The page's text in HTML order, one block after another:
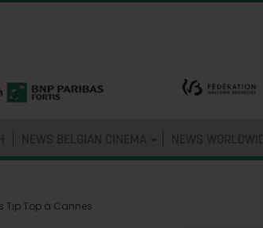
NEWS BELGIAN CINEMA NEWS
Tip Top à Cannes